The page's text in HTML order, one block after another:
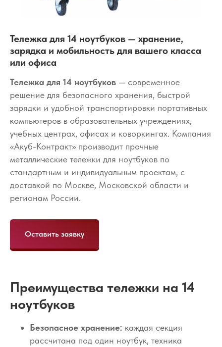
Тележка для 14 ноутбуков — хранение,
зарядка и мобильность для вашего класса
или офиса
Тележка для 14 ноутбуков — современное
решение для безопасного хранения, быстрой
зарядки и удобной транспортировки портативных
компьютеров в образовательных учреждениях,
учебных центрах, офисах и коворкингах. Компания
«Акуб-Контракт» производит прочные
металлические тележки для ноутбуков по
стандартным и индивидуальным проектам, с
доставкой по Москве, Московской области и
регионам России.
Оставить заявку
Преимущества тележки на 14
ноутбуков
Безопасное хранение: каждая секция
рассчитана под один ноутбук, техника